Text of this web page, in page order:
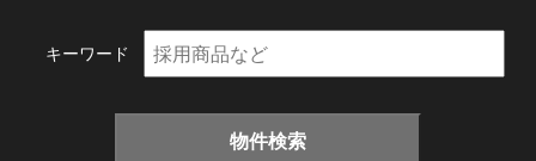
キーワード
物件検索